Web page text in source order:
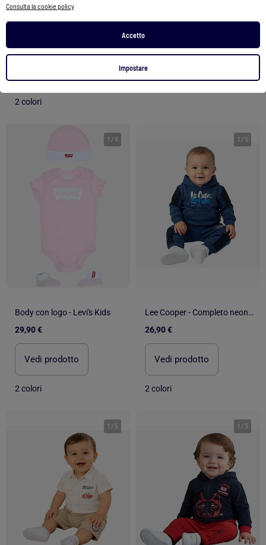
Consulta la cookie policy
Accetto
Impostare
2 colori
1 /4
Body con logo - Levi's Kids
29,90 €
Vedi prodotto
2 colori
1 / 5
Lee Cooper - Completo neonato bambino
26,90 €
Vedi prodotto
2 colori
1 / 5 1 / 5